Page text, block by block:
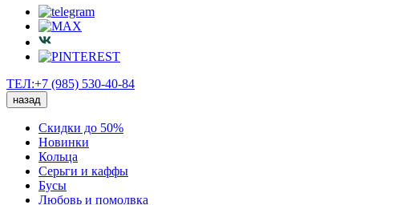
ТЕЛ:+7 (985) 530-40-84
назад
Скидки до 50%
Новинки
Кольца
Серьги и каффы
Бусы
Любовь и помолвка